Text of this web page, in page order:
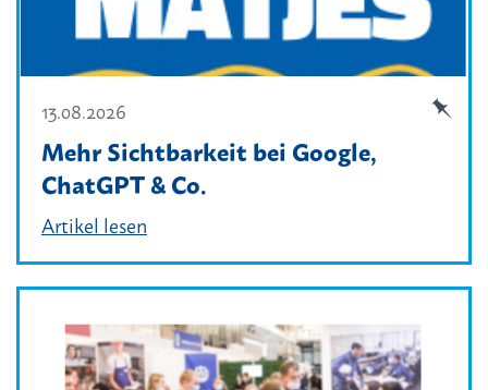
13.08.2026
Mehr Sichtbarkeit bei Google,
ChatGPT & Co.
Artikel lesen